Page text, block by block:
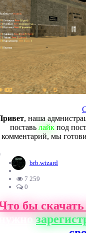
, наша
поставь лайкпод
комментарий, мы
brb.wizard
7 259
0
бы